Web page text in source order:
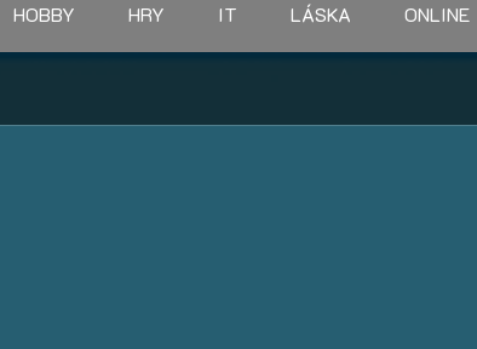
HOBBY HRY IT LÁSKA ONLINE